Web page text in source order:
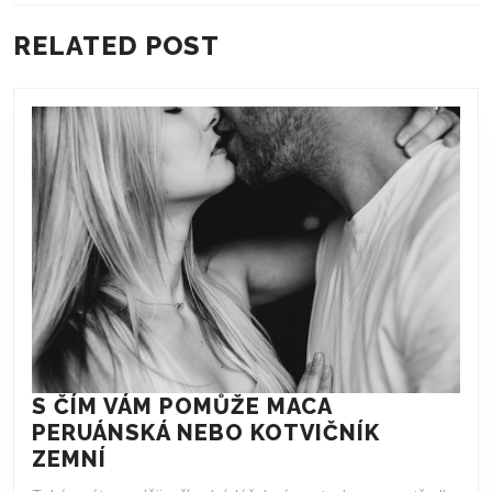
post:
RELATED POST
S ČÍM VÁM POMŮŽE MACA
PERUÁNSKÁ NEBO KOTVIČNÍK
ZEMNÍ
ČÍM